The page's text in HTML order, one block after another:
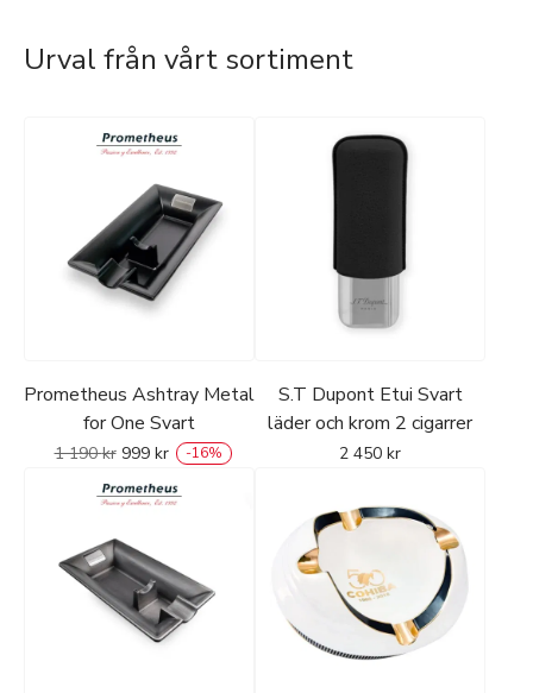
Urval från vårt sortiment
Prometheus Ashtray Metal
for One Svart
1 190kr 999 kr -16%
S.T Dupont Etui Svart
läder och krom 2 cigarrer
2 450 kr